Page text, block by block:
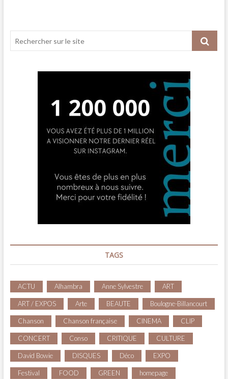
TAGS
ACTU Alhambra Anne Sylvestre ART
ART / EXPOS Arte BEAUTE Boulogne-Billancourt
Chanson Chanson française CINEMA CLIP
CONCERT Conso CRITIQUE CULTURE
David Bowie DISQUES Déco EXPO
Festival FOOD GREEN homepage